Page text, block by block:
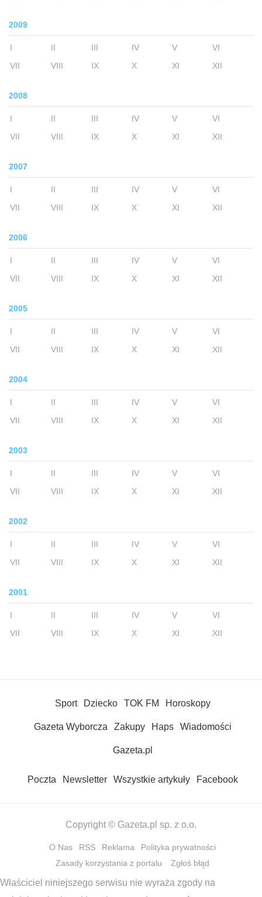
2009
I II III IV V
VI
VII
VIII IX X XI XII
2008
I II III IV V
VI
VII
VIII IX X XI XII
2007
I II III IV V
VI
VII
VIII IX X XI XII
2006
I II III IV V
VI
VII
VIII IX X XI XII
2005
I II III IV V
VI
VII
VIII IX X XI XII
2004
I II III IV V
VI
VII
VIII IX X XI XII
2003
I II III IV V
VI
VII
VIII IX X XI XII
2002
I II III IV V
VI
VII
VIII IX X XI XII
2001
I II III IV V
VI
VII
VIII IX X XI XII
Sport Dziecko TOK FM Horoskopy
Gazeta Wyborcza Zakupy Haps Wiadomości
Gazeta.pl
Poczta Newsletter Wszystkie artykuły Facebook
Copyright © Gazeta.pl sp. z o.o.
O Nas RSS Reklama
Polityka prywatności
Zasady korzystania z portalu
Zgłoś błąd
Właściciel niniejszego serwisu nie wyraża zgody na